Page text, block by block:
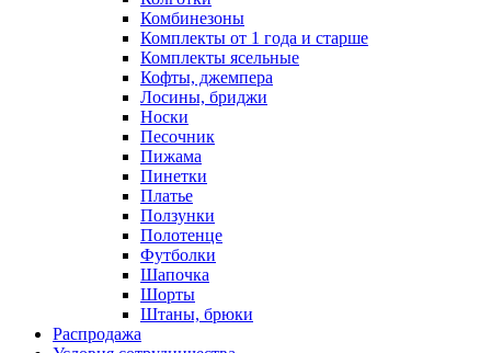
Комбинезоны
Комплекты от 1 года и старше
Комплекты ясельные
Кофты, джемпера
Лосины, бриджи
Носки
Песочник
Пижама
Пинетки
Платье
Ползунки
Полотенце
Футболки
Шапочка
Шорты
Штаны, брюки
Распродажа